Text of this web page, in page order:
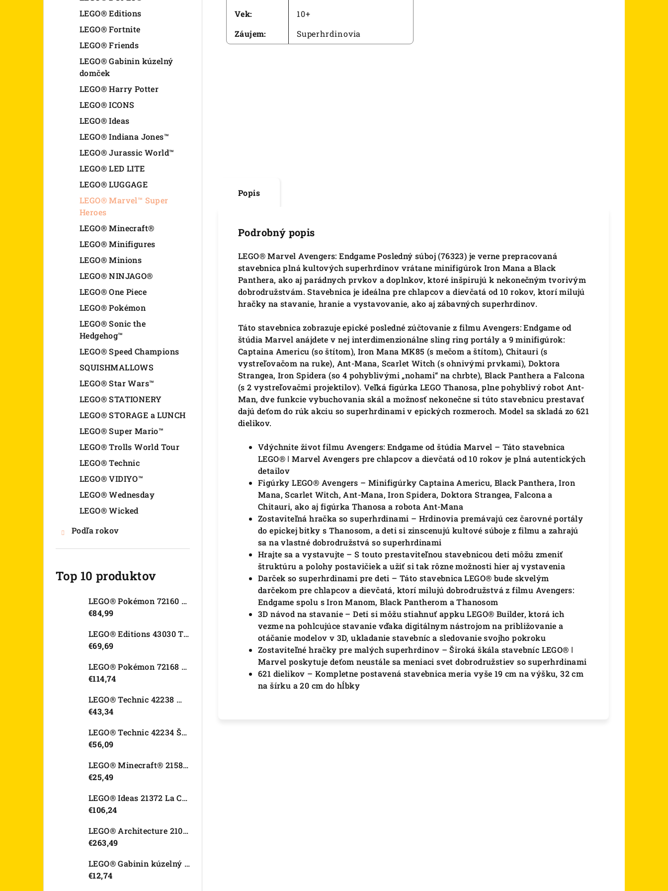
LEGO® Editions
LEGO® Fortnite
LEGO® Friends
LEGO® Gabinin kúzelný
domček
LEGO® Harry Potter
LEGO® ICONS
LEGO® Ideas
LEGO® Indiana Jones™
LEGO® Jurassic World™
LEGO® LED LITE
LEGO® LUGGAGE
LEGO® Marvel™ Super
Heroes
LEGO® Minecraft®
LEGO® Minifigures
LEGO® Minions
LEGO® NINJAGO®
LEGO® One Piece
LEGO® Pokémon
LEGO® Sonic the
Hedgehog™
LEGO® Speed Champions
SQUISHMALLOWS
LEGO® Star Wars™
LEGO® STATIONERY
LEGO® STORAGE a LUNCH
LEGO® Super Mario™
LEGO® Trolls World Tour
LEGO® Technic
LEGO® VIDIYO™
LEGO® Wednesday
LEGO® Wicked
Podľa rokov
Top 10 produktov
LEGO® Pokémon 72160 Arcanine
€84,99
LEGO® Editions 43030 Tajná skrýša Olivie Rodrigo
€69,69
LEGO® Pokémon 72168 Rayquaza
€114,74
LEGO® Technic 42238 Motorka Ducati Desmo450 MX Factory
€43,34
LEGO® Technic 42234 Športové auto Dodge Viper GTS-R
€56,09
LEGO® Minecraft® 21582 Kurací džokej
€25,49
LEGO® Ideas 21372 La Catrina
€106,24
LEGO® Architecture 21067 Tower Bridge
€263,49
LEGO® Gabinin kúzelný domček 11212 Záhradný domček Víly mačičky
€12,74
Vek:
10+
Záujem: Superhrdinovia
Popis
Podrobný popis
LEGO® Marvel Avengers: Endgame Posledný súboj (76323) je verne prepracovaná
stavebnica plná kultových superhrdinov vrátane minifigúrok Iron Mana a Black
Panthera, ako aj parádnych prvkov a doplnkov, ktoré inšpirujú k nekonečným tvorivým
dobrodružstvám. Stavebnica je ideálna pre chlapcov a dievčatá od 10 rokov, ktorí milujú
hračky na stavanie, hranie a vystavovanie, ako aj zábavných superhrdinov.
Táto stavebnica zobrazuje epické posledné zúčtovanie z filmu Avengers: Endgame od
štúdia Marvel anájdete v nej interdimenzionálne sling ring portály a 9 minifigúrok:
Captaina Americu (so štítom), Iron Mana MK85 (s mečom a štítom), Chitauri (s
vystreľovačom na ruke), Ant-Mana, Scarlet Witch (s ohnivými prvkami), Doktora
Strangea, Iron Spidera (so 4 pohyblivými „nohami“ na chrbte), Black Panthera a Falcona
(s 2 vystreľovačmi projektilov). Veľká figúrka LEGO Thanosa, plne pohyblivý robot Ant-
Man, dve funkcie vybuchovania skál a možnosť nekonečne si túto stavebnicu prestavať
dajú deťom do rúk akciu so superhrdinami v epických rozmeroch. Model sa skladá zo 621
dielikov.
Vdýchnite život filmu Avengers: Endgame od štúdia Marvel – Táto stavebnica
LEGO® ǀ Marvel Avengers pre chlapcov a dievčatá od 10 rokov je plná autentických
detailov
Figúrky LEGO® Avengers – Minifigúrky Captaina Americu, Black Panthera, Iron
Mana, Scarlet Witch, Ant-Mana, Iron Spidera, Doktora Strangea, Falcona a
Chitauri, ako aj figúrka Thanosa a robota Ant-Mana
Zostaviteľná hračka so superhrdinami – Hrdinovia premávajú cez čarovné portály
do epickej bitky s Thanosom, a deti si zinscenujú kultové súboje z filmu a zahrajú
sa na vlastné dobrodružstvá so superhrdinami
Hrajte sa a vystavujte – S touto prestaviteľnou stavebnicou deti môžu zmeniť
štruktúru a polohy postavičiek a užiť si tak rôzne možnosti hier aj vystavenia
Darček so superhrdinami pre deti – Táto stavebnica LEGO® bude skvelým
darčekom pre chlapcov a dievčatá, ktorí milujú dobrodružstvá z filmu Avengers:
Endgame spolu s Iron Manom, Black Pantherom a Thanosom
3D návod na stavanie – Deti si môžu stiahnuť appku LEGO® Builder, ktorá ich
vezme na pohlcujúce stavanie vďaka digitálnym nástrojom na približovanie a
otáčanie modelov v 3D, ukladanie stavebníc a sledovanie svojho pokroku
Zostaviteľné hračky pre malých superhrdinov – Široká škála stavebníc LEGO® ǀ
Marvel poskytuje deťom neustále sa meniaci svet dobrodružstiev so superhrdinami
621 dielikov – Kompletne postavená stavebnica meria vyše 19 cm na výšku, 32 cm
na šírku a 20 cm do hĺbky